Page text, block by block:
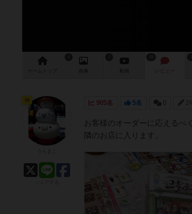
ゲーム 画像 レビュー
905名 5名 0 2
お客様のオーダーに応えるべ
隣のお店に入ります。